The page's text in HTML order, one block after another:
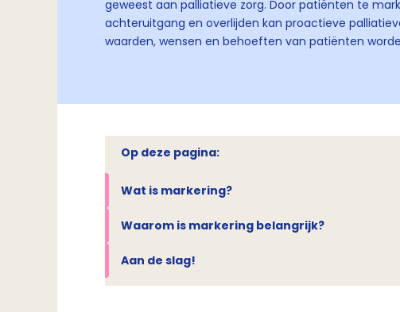
geweest aan palliatieve zorg. Door patiënten te
achteruitgang en overlijden kan proactieve
waarden, wensen en behoeften van patiënten
Op deze pagina:
Wat is markering?
Waarom is markering belangrijk?
Aan de slag!